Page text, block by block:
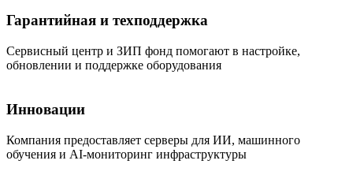
Гарантийная и техподдержка
Сервисный центр и ЗИП фонд помогают в настройке,
обновлении и поддержке оборудования
Инновации
Компания предоставляет серверы для ИИ, машинного
обучения и AI-мониторинг инфраструктуры